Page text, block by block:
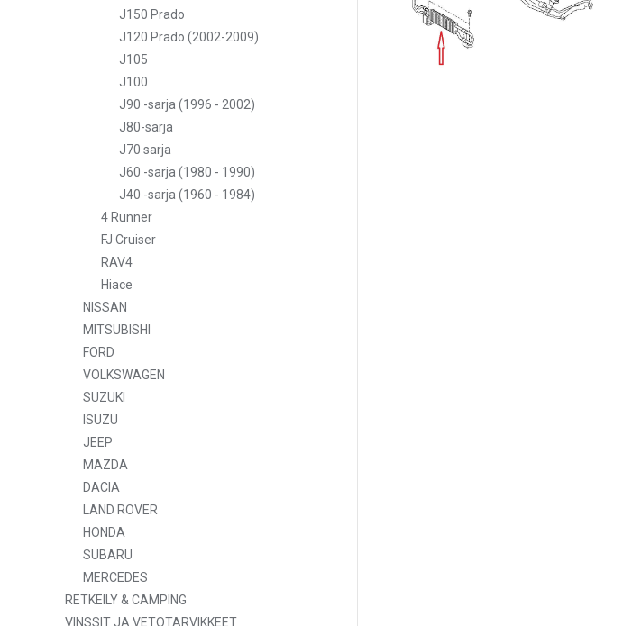
J150 Prado
J120 Prado (2002-2009)
J105
J100
J90 -sarja (1996 - 2002)
J80-sarja
J70 sarja
J60 -sarja (1980 - 1990)
J40 -sarja (1960 - 1984)
4 Runner
FJ Cruiser
RAV4
Hiace
NISSAN
MITSUBISHI
FORD
VOLKSWAGEN
SUZUKI
ISUZU
JEEP
MAZDA
DACIA
LAND ROVER
HONDA
SUBARU
MERCEDES
RETKEILY & CAMPING
VINSSIT JA VETOTARVIKKEET